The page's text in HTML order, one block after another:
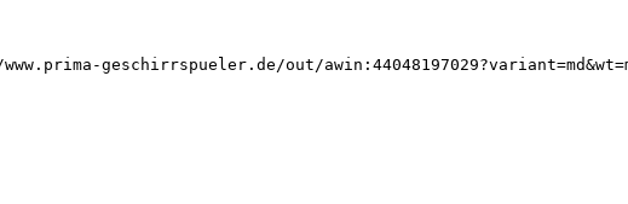
geschirrspueler.de/out/